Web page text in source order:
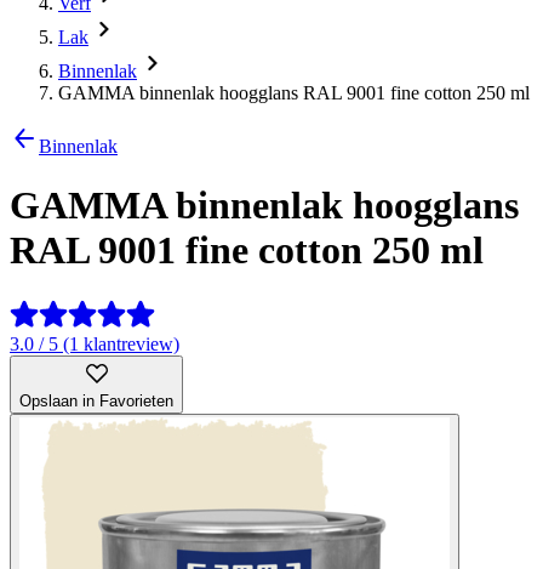
Lak
Binnenlak
GAMMA binnenlak hoogglans RAL 9001 fine cotton 250 ml
Binnenlak
GAMMA binnenlak hoogglans
RAL 9001 fine cotton 250 ml
3.0 / 5 (1 klantreview)
Opslaan in Favorieten